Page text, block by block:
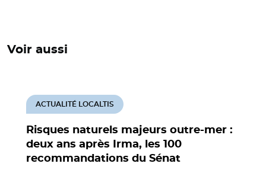
Voir aussi
Risques naturels majeurs outre-mer :
deux ans après Irma, les 100
recommandations du Sénat
ACTUALITÉ LOCALTIS